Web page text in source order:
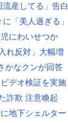
産してる」告白
「美人過ぎる」
にわいせつか
れ反対」大幅増
かなクンが回答
デオ検証を実施
詐欺 注意喚起
地下シェルター